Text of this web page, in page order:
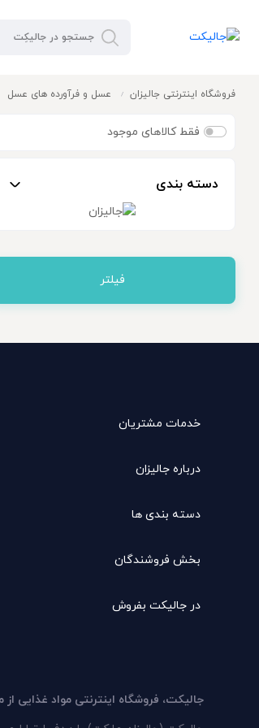
فروشگاه اینترنتی جالیزان / عسل و فرآورده های عسل
فقط کالاهای موجود
دسته بندی
خدمات مشتریان
درباره جالیزان
دسته بندی ها
بخش فروشندگان
در جالیکت بفروش
جالیکت، فروشگاه اینترنتی مواد غذایی از